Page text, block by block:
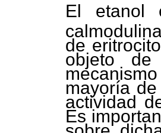
El etanol
de
objeto
mayoría
actividad
Es